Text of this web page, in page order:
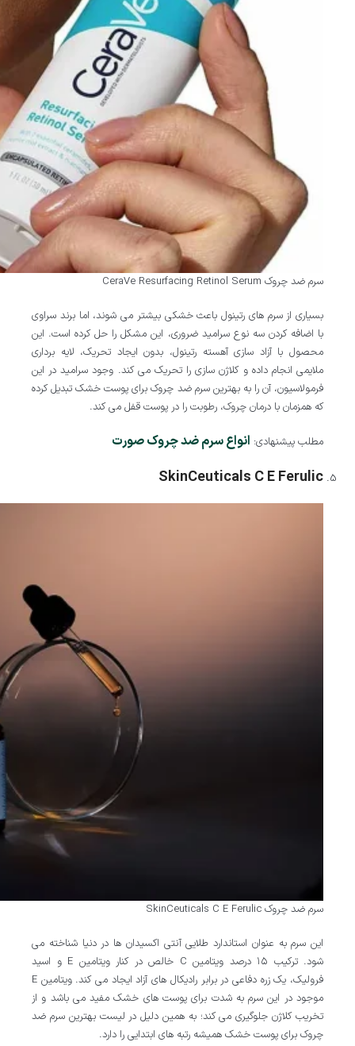
سرم ضد چروک CeraVe Resurfacing Retinol Serum
بسیاری از سرم های رتینول باعث خشکی بیشتر می شوند، اما برند سراوی
با اضافه کردن سه نوع سرامید ضروری، این مشکل را حل کرده است. این
محصول با آزاد سازی آهسته رتینول، بدون ایجاد تحریک، لایه برداری
ملایمی انجام داده و کلاژن سازی را تحریک می کند. وجود سرامید در این
فرمولاسیون، آن را به بهترین سرم ضد چروک برای پوست خشک تبدیل کرده
که همزمان با درمان چروک، رطوبت را در پوست قفل می کند.
مطلب پیشنهادی: انواع سرم ضد چروک صورت
SkinCeuticals C E Ferulic
سرم ضد چروک SkinCeuticals C E Ferulic
این سرم به عنوان استاندارد طلایی آنتی اکسیدان ها در دنیا شناخته می
شود. ترکیب ۱۵ درصد ویتامین C خالص در کنار ویتامین E و اسید
فرولیک، یک زره دفاعی در برابر رادیکال های آزاد ایجاد می کند. ویتامین E
موجود در این سرم به شدت برای پوست های خشک مفید می باشد و از
تخریب کلاژن جلوگیری می کند؛ به همین دلیل در لیست بهترین سرم ضد
چروک برای پوست خشک همیشه رتبه های ابتدایی را دارد.